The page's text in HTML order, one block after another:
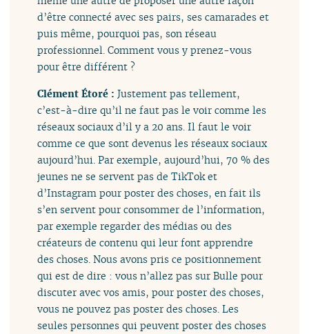
d’être connecté avec ses pairs, ses camarades et
puis même, pourquoi pas, son réseau
professionnel. Comment vous y prenez-vous
pour être différent ?
Clément Étoré :Justement pas tellement,
c’est-à-dire qu’il ne faut pas le voir comme les
réseaux sociaux d’il y a 20 ans. Il faut le voir
comme ce que sont devenus les réseaux sociaux
aujourd’hui. Par exemple, aujourd’hui, 70 % des
jeunes ne se servent pas de TikTok et
d’Instagram pour poster des choses, en fait ils
s’en servent pour consommer de l’information,
par exemple regarder des médias ou des
créateurs de contenu qui leur font apprendre
des choses. Nous avons pris ce positionnement
qui est de dire : vous n’allez pas sur Bulle pour
discuter avec vos amis, pour poster des choses,
vous ne pouvez pas poster des choses. Les
seules personnes qui peuvent poster des choses